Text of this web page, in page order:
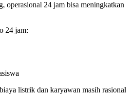
operasional 24 jam bisa meningkatkan
24 jam:
listrik dan karyawan masih rasional